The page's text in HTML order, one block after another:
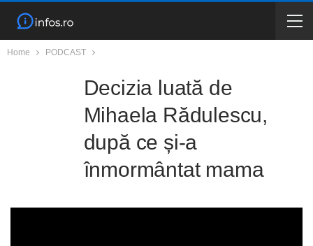
Home PODCAST
Decizia luată de
Mihaela Rădulescu,
după ce și-a
înmormântat mama